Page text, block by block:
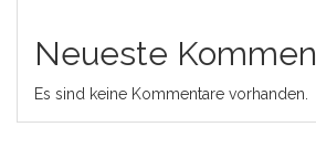
Neueste
Es sind keine Kommentare vorhanden.